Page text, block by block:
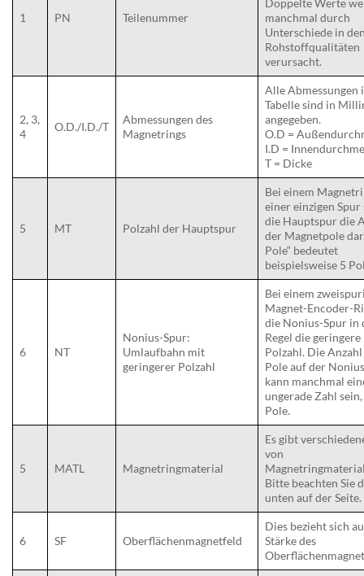
1 PN Teilenummer
Doppelte Werte
manchmal durch
Unterschiede in
Rohstoffqualitäten
verursacht.
2, 3,
4
O.D./I.D./T
Abmessungen des
Magnetrings
Alle Abmessungen
Tabelle sind in
angegeben.
O.D =
I.D =
T = Dicke
5 MT Polzahl der Hauptspur
Bei einem
einer einzigen
die Hauptspur die
der Magnetpole
Pole“ bedeutet
beispielsweise 5
6 NT
Nonius-Spur:
Umlaufbahn mit
geringerer Polzahl
Bei einem
Magnet-Encoder-
die Nonius-Spur in
Regel die geringere
Polzahl. Die
Pole auf der
kann manchmal
ungerade Zahl sein,
Pole.
5 MATL Magnetringmaterial
Es gibt
von
Bitte beachten Sie
unten auf der Seite.
6 SF Oberflächenmagnetfeld
Dies bezieht sich
Stärke des